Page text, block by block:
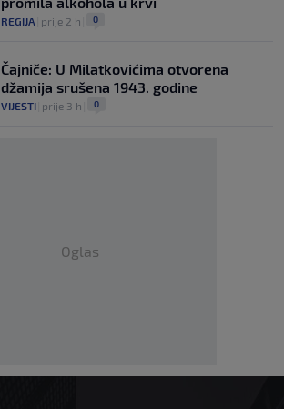
REGIJA prije 2 h 0
Čajniče: U Milatkovićima otvorena
džamija srušena 1943. godine
VIJESTI prije 3 h 0
Oglas